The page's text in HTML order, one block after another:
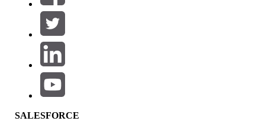
SALESFORCE